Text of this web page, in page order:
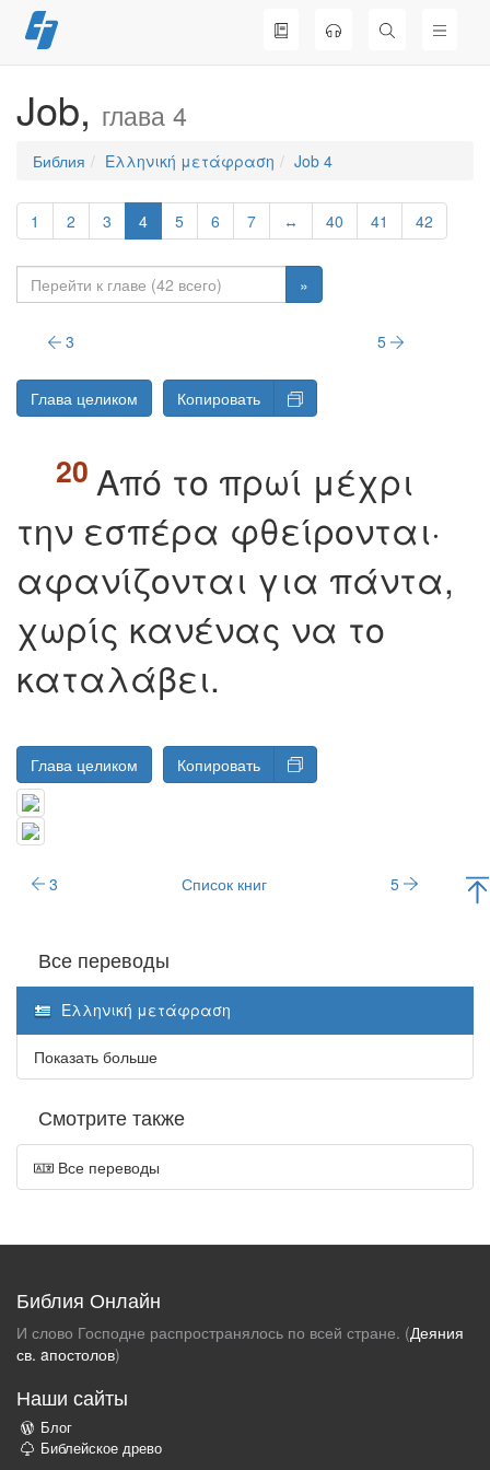
Перейти
к
Job, глава 4
Библия Ελληνική μετάφραση Job 4
1 2 3 4 5 6 7 ↔ 40 41 42
»
3 5
Глава целиком Копировать
Aπό τo πρωί μέχρι
την εσπέρα φθείρoνται·
αφανίζoνται για πάντα,
χωρίς κανένας να τo
καταλάβει.
Глава целиком Копировать
3 Список книг 5
Все переводы
Ελληνική μετάφραση
Показать больше
Смотрите также
Все переводы
Библия Онлайн
И слово Господне распространялось по всей стране. (Деяния
св. aпостолов)
Наши сайты
Блог
Библейское древо